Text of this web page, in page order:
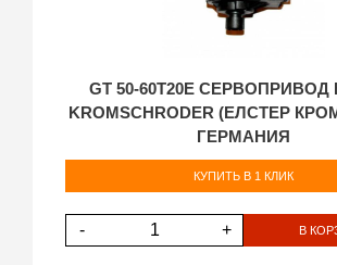
GT 50-60T20E СЕРВОПРИВОД
KROMSCHRODER (ЕЛСТЕР
ГЕРМАНИЯ
КУПИТЬ В 1 КЛИК
- + В